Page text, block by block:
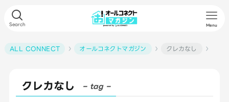
Search Menu
ALL CONNECT オールコネクトマガジン クレカなし
クレカなし – tag –